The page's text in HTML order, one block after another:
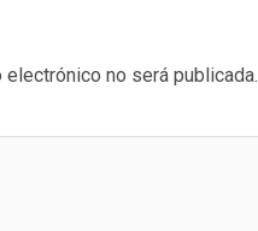
no será publicada.